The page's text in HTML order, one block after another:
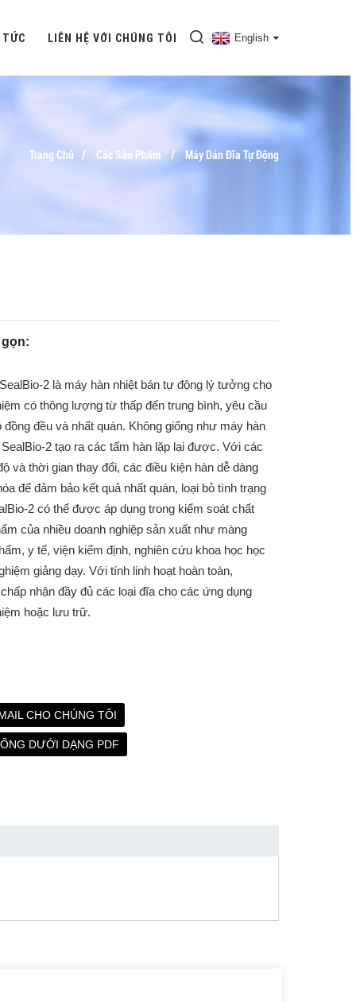
LIÊN HỆ VỚI CHÚNG TÔI English
Trang Chủ Các Sản Phẩm Máy Dán Đĩa Tự Động
gọn:
2 là máy hàn nhiệt bán tự động lý tưởng cho
có thông lượng từ thấp đến trung bình, yêu cầu
đồng đều và nhất quán. Không giống như máy hàn
2 tạo ra các tấm hàn lặp lại được. Với các
và thời gian thay đổi, các điều kiện hàn dễ dàng
để đảm bảo kết quả nhất quán, loại bỏ tình trạng
2 có thể được áp dụng trong kiểm soát chất
của nhiều doanh nghiệp sản xuất như màng
y tế, viện kiểm định, nghiên cứu khoa học học
giảng dạy. Với tính linh hoạt hoàn toàn,
nhận đầy đủ các loại đĩa cho các ứng dụng
hoặc lưu trữ.
CHO CHÚNG TÔI
DƯỚI DẠNG PDF